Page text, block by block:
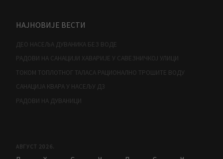
НАЈНОВИЈЕ ВЕСТИ
ДЕО НАСЕЉА ДУВАНИКА БЕЗ ВОДЕ
РАДОВИ НА САНАЦИЈИ ХАВАРИЈЕ У САВЕЗНИЧКОЈ УЛИЦИ
ТОКОМ ТОПЛОТНОГ ТАЛАСА РАЦИОНАЛНО ТРОШИТЕ ВОДУ
САНАЦИЈА КВАРА У НАСЕЉУ Д3
РАДОВИ НА ДУВАНИЦИ
АВГУСТ 2026.